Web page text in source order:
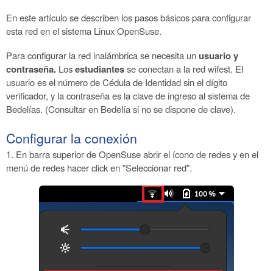
En este artículo se describen los pasos básicos para configurar
esta red en el sistema Linux OpenSuse.
Para configurar la red inalámbrica se necesita unusuario y
contraseña. Losestudiantesse conectan a la red wifest. El
usuario es el número de Cédula de Identidad sin el dígito
verificador, y la contraseña es la clave de ingreso al sistema de
Bedelías. (Consultar en Bedelía si no se dispone de clave).
Configurar la conexión
1. En barra superior de OpenSuse abrir el ícono de redes y en el
menú de redes hacer click en "Seleccionar red".